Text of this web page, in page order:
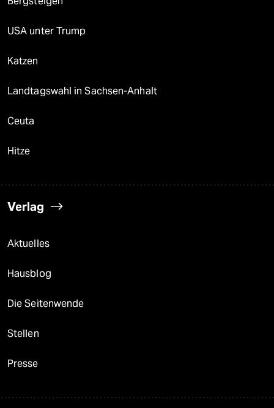
USA unter Trump
Katzen
Landtagswahl in Sachsen-Anhalt
Ceuta
Hitze
Verlag
Aktuelles
Hausblog
Die Seitenwende
Stellen
Presse